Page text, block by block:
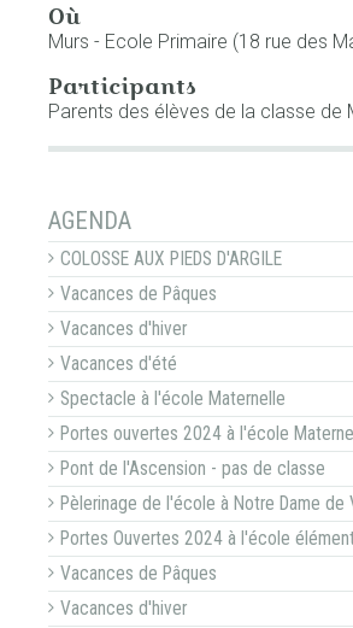
Où
Murs - Ecole Primaire (18 rue des
Participants
Parents des élèves de la classe de
NAVIGATION
AGENDA
COLOSSE AUX PIEDS D'ARGILE
Vacances de Pâques
Vacances d'hiver
Vacances d'été
Spectacle à l'école Maternelle
Portes ouvertes 2024 à l'école
Pont de l'Ascension - pas de classe
Pèlerinage de l'école à Notre Dame de
Portes Ouvertes 2024 à l'école
Vacances de Pâques
Vacances d'hiver